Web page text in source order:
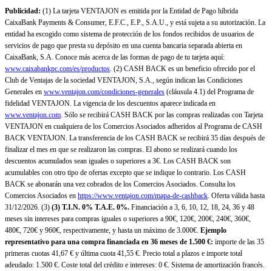
Publicidad: (1) La tarjeta VENTAJON es emitida por la Entidad de Pago híbrida
CaixaBank Payments & Consumer, E.F.C., E.P., S.A.U., y está sujeta a su autorización. La
entidad ha escogido como sistema de protección de los fondos recibidos de usuarios de
servicios de pago que presta su depósito en una cuenta bancaria separada abierta en
CaixaBank, S.A. Conoce más acerca de las formas de pago de tu tarjeta aquí:
www.caixabankpc.com/es/productos. (2) CASH BACK es un beneficio ofrecido por el
Club de Ventajas de la sociedad VENTAJON, S.A., según indican las Condiciones
Generales en www.ventajon.com/condiciones-generales (cláusula 4.1) del Programa de
fidelidad VENTAJON. La vigencia de los descuentos aparece indicada en
www.ventajon.com. Sólo se recibirá CASH BACK por las compras realizadas con Tarjeta
VENTAJON en cualquiera de los Comercios Asociados adheridos al Programa de CASH
BACK VENTAJON. La transferencia de los CASH BACK se recibirá 35 días después de
finalizar el mes en que se realizaron las compras. El abono se realizará cuando los
descuentos acumulados sean iguales o superiores a 3€. Los CASH BACK son
acumulables con otro tipo de ofertas excepto que se indique lo contrario. Los CASH
BACK se abonarán una vez cobrados de los Comercios Asociados. Consulta los
Comercios Asociados en https://www.ventajon.com/mapa-de-cashback. Oferta válida hasta
31/12/2026. (3) (3) T.I.N. 0% T.A.E. 0%. Financiación a 3, 6, 10, 12, 18, 24, 36 y 48
meses sin intereses para compras iguales o superiores a 90€, 120€, 200€, 240€, 360€,
480€, 720€ y 960€, respectivamente, y hasta un máximo de 3.000€. Ejemplo
representativo para una compra financiada en 36 meses de 1.500 €: importe de las 35
primeras cuotas 41,67 € y última cuota 41,55 €. Precio total a plazos e importe total
adeudado: 1.500 €. Coste total del crédito e intereses: 0 €. Sistema de amortización francés.